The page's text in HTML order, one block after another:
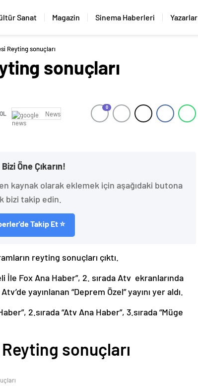
Sanat Magazin Sinema Haberleri Yazarlar
Reyting sonuçları
sonuçları
News
0
Öne Çıkarın!
kaynak olarak eklemek için aşağıdaki butona
bizi takip edin.
Takip Et ⭐
reyting sonuçları çıktı.
İle Fox Ana Haber”, 2. sırada Atv ekranlarında
yayınlanan “Deprem Özel” yayını yer aldı.
2.sırada “Atv Ana Haber”, 3.sırada “Müge
sonuçları